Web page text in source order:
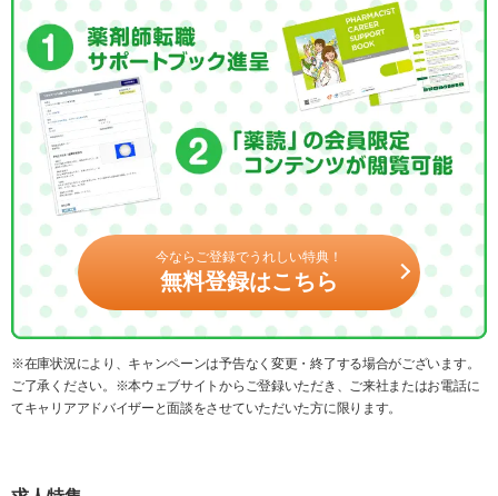
今ならご登録でうれしい特典！
無料登録はこちら
※在庫状況により、キャンペーンは予告なく変更・終了する場合がございます。
ご了承ください。※本ウェブサイトからご登録いただき、ご来社またはお電話に
てキャリアアドバイザーと面談をさせていただいた方に限ります。